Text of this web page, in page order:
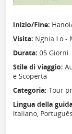
Inizio/Fine:
Visita: Nghia Lo -
Durata: 05 Giorni
Stile di viaggio:
e Scoperta
Categoria: Tour
Lingua della
Italiano, Português